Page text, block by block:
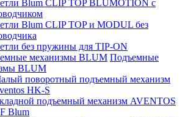
Blum CLIP TOP BLUMOTION с
Blum CLIP TOP и MODUL без
без пружины для TIP-ON
Подъемные
BLUM
поворотный подъемный механизм
HK-S
подъемный механизм AVENTOS
Blum